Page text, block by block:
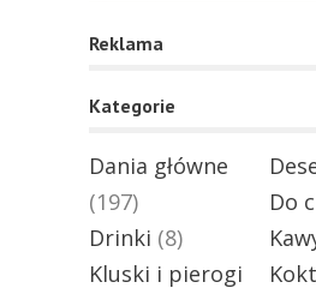
Reklama
Kategorie
Dania główne
(197)
Do
Drinki (8)
Kluski i pierogi